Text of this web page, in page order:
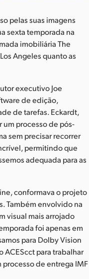
pelas suas imagens
sexta temporada na
imobiliária The
Angeles quanto as
executivo Joe
de edição,
de tarefas. Eckardt,
processo de pós-
sem precisar recorrer
permitindo que
adequada para as
conformava o projeto
Também envolvido na
visual mais arrojado
foi apenas em
para Dolby Vision
ACEScct para trabalhar
de entrega IMF